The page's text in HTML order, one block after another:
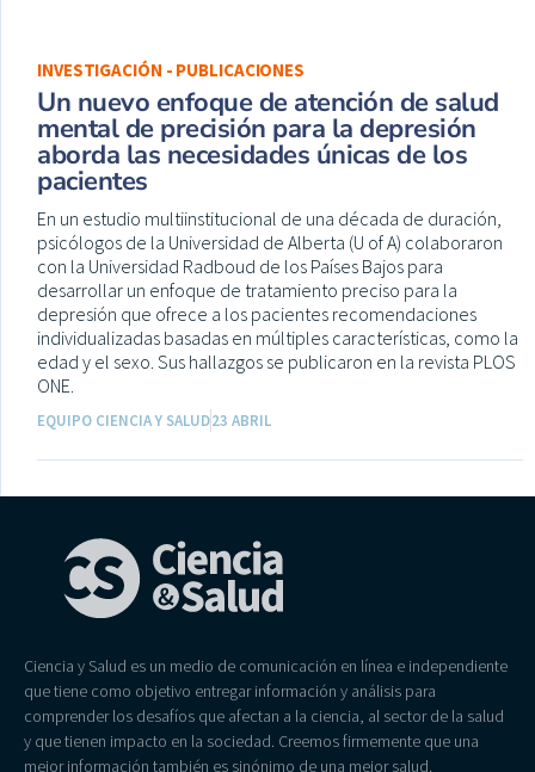
INVESTIGACIÓN - PUBLICACIONES
Un nuevo enfoque de atención de salud
mental de precisión para la depresión
aborda las necesidades únicas de los
pacientes
En un estudio multiinstitucional de una década de duración,
psicólogos de la Universidad de Alberta (U of A) colaboraron
con la Universidad Radboud de los Países Bajos para
desarrollar un enfoque de tratamiento preciso para la
depresión que ofrece a los pacientes recomendaciones
individualizadas basadas en múltiples características, como la
edad y el sexo. Sus hallazgos se publicaron en la revista PLOS
ONE.
EQUIPO CIENCIA Y SALUD23 ABRIL
Ciencia y Salud es un medio de comunicación en línea e independiente
que tiene como objetivo entregar información y análisis para
comprender los desafíos que afectan a la ciencia, al sector de la salud
y que tienen impacto en la sociedad. Creemos firmemente que una
mejor información también es sinónimo de una mejor salud.